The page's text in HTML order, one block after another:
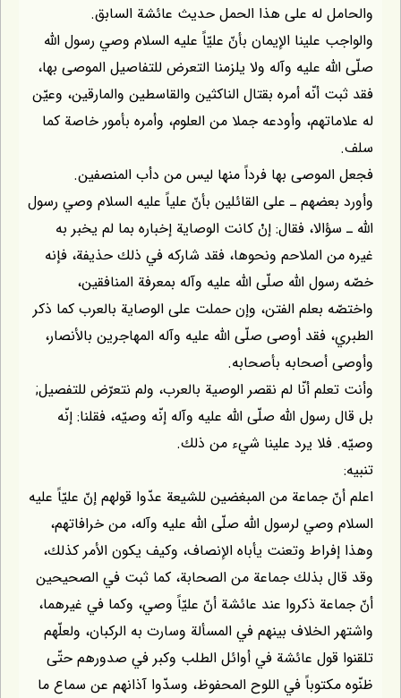
والحامل له على هذا الحمل حديث عائشة السابق.
والواجب علينا الإيمان بأنّ عليّاً عليه السلام وصي رسول اللّه
صلّى اللّه عليه وآله ولا يلزمنا التعرض للتفاصيل الموصى بها،
فقد ثبت أنّه أمره بقتال الناكثين والقاسطين والمارقين، وعيّن
له علاماتهم، وأودعه جملا من العلوم، وأمره بأمور خاصة كما
سلف.
فجعل الموصى بها فرداً منها ليس من دأب المنصفين.
وأورد بعضهم ـ على القائلين بأنّ علياً عليه السلام وصي رسول
اللّه ـ سؤالا، فقال: إنْ كانت الوصاية إخباره بما لم يخبر به
غيره من الملاحم ونحوها، فقد شاركه في ذلك حذيفة، فإنه
خصّه رسول اللّه صلّى اللّه عليه وآله بمعرفة المنافقين،
واختصّه بعلم الفتن، وإن حملت على الوصاية بالعرب كما ذكر
الطبري، فقد أوصى صلّى اللّه عليه وآله المهاجرين بالأنصار،
وأوصى أصحابه بأصحابه.
وأنت تعلم أنّا لم نقصر الوصية بالعرب، ولم نتعرّض للتفصيل;
بل قال رسول اللّه صلّى اللّه عليه وآله إنّه وصيّه، فقلنا: إنّه
وصيّه. فلا يرد علينا شيء من ذلك.
تنبيه:
اعلم أنّ جماعة من المبغضين للشيعة عدّوا قولهم إنّ عليّاً عليه
السلام وصي لرسول اللّه صلّى اللّه عليه وآله، من خرافاتهم،
وهذا إفراط وتعنت يأباه الإنصاف، وكيف يكون الأمر كذلك،
وقد قال بذلك جماعة من الصحابة، كما ثبت في الصحيحين
أنّ جماعة ذكروا عند عائشة أنّ عليّاً وصي، وكما في غيرهما،
واشتهر الخلاف بينهم في المسألة وسارت به الركبان، ولعلّهم
تلقنوا قول عائشة في أوائل الطلب وكبر في صدورهم حتّى
ظنّوه مكتوباً في اللوح المحفوظ، وسدّوا آذانهم عن سماع ما